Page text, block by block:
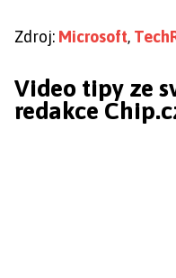
Zdroj: Microsoft,
Video tipy ze
redakce